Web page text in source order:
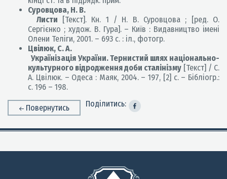
Суровцова, Н. В.
Листи [Текст]. Кн. 1 / Н. В. Суровцова ; [ред. О.
Сергієнко ; худож. В. Гура]. – Київ : Видавництво імені
Олени Теліги, 2001. – 693 с. : іл., фотогр.
Цвілюк, С. А.
Українізація України. Тернистий шлях національно-
культурного відродження доби сталінізму [Текст] / С.
А. Цвілюк. – Одеса : Маяк, 2004. – 197, [2] с. – Бібліогр.:
с. 196 – 198.
Повернутись Поділитись: